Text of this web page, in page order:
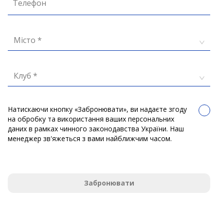
Телефон
Місто *
Клуб *
Натискаючи кнопку «Забронювати», ви надаєте згоду
на обробку та використання ваших персональних
даних в рамках чинного законодавства України. Наш
менеджер зв'яжеться з вами найближчим часом.
Забронювати